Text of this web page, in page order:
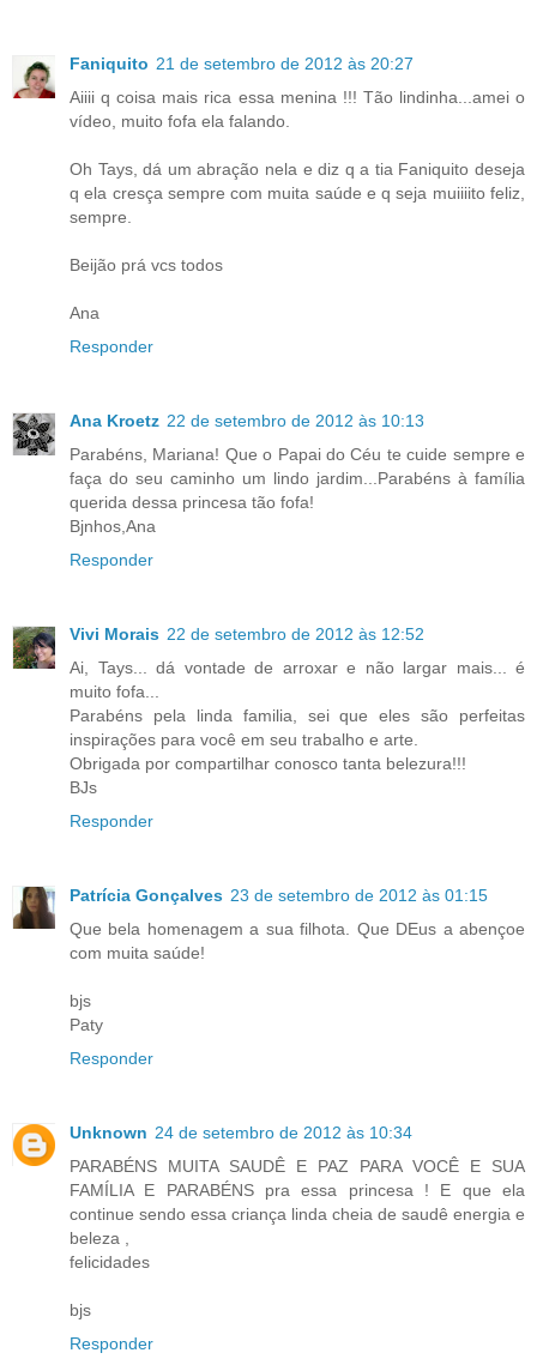
Faniquito 21 de setembro de 2012 às 20:27
Aiiii q coisa mais rica essa menina !!! Tão lindinha...amei o
vídeo, muito fofa ela falando.
Oh Tays, dá um abração nela e diz q a tia Faniquito deseja
q ela cresça sempre com muita saúde e q seja muiiiito feliz,
sempre.
Beijão prá vcs todos
Ana
Responder
Ana Kroetz 22 de setembro de 2012 às 10:13
Parabéns, Mariana! Que o Papai do Céu te cuide sempre e
faça do seu caminho um lindo jardim...Parabéns à família
querida dessa princesa tão fofa!
Bjnhos,Ana
Responder
Vivi Morais 22 de setembro de 2012 às 12:52
Ai, Tays... dá vontade de arroxar e não largar mais... é
muito fofa...
Parabéns pela linda familia, sei que eles são perfeitas
inspirações para você em seu trabalho e arte.
Obrigada por compartilhar conosco tanta belezura!!!
BJs
Responder
Patrícia Gonçalves 23 de setembro de 2012 às 01:15
Que bela homenagem a sua filhota. Que DEus a abençoe
com muita saúde!
bjs
Paty
Responder
Unknown 24 de setembro de 2012 às 10:34
PARABÉNS MUITA SAUDÊ E PAZ PARA VOCÊ E SUA
FAMÍLIA E PARABÉNS pra essa princesa ! E que ela
continue sendo essa criança linda cheia de saudê energia e
beleza ,
felicidades
bjs
Responder